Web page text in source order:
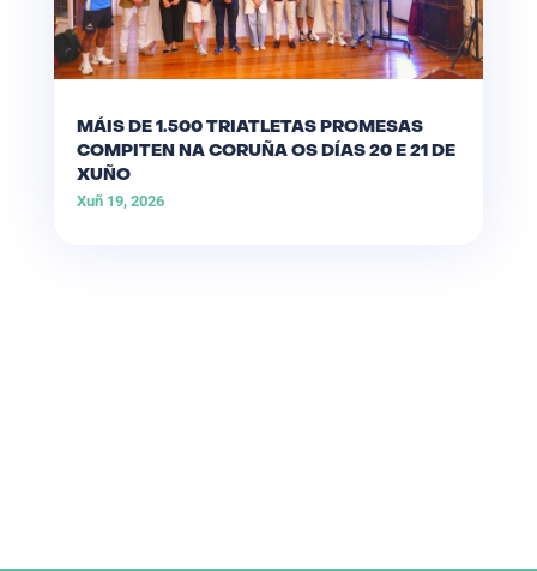
MÁIS DE 1.500 TRIATLETAS PROMESAS
COMPITEN NA CORUÑA OS DÍAS 20 E 21 DE
XUÑO
Xuñ 19, 2026